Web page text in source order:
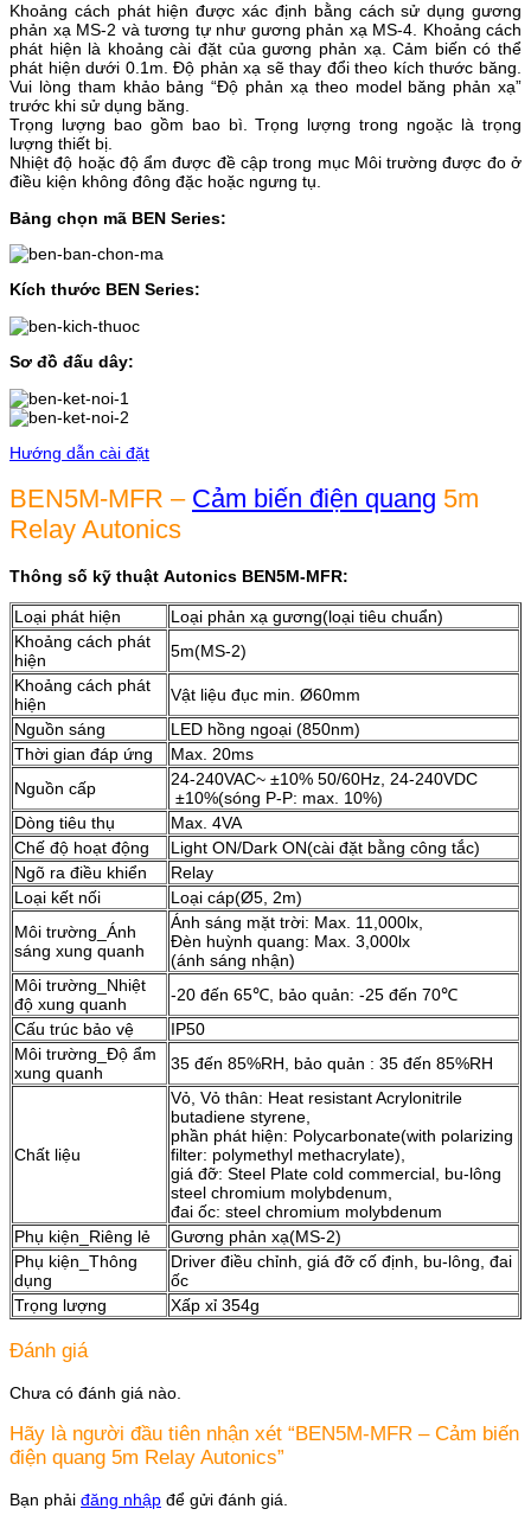
Khoảng cách phát hiện được xác định bằng cách sử dụng gương
phản xạ MS-2 và tương tự như gương phản xạ MS-4. Khoảng cách
phát hiện là khoảng cài đặt của gương phản xạ. Cảm biến có thể
phát hiện dưới 0.1m. Độ phản xạ sẽ thay đổi theo kích thước băng.
Vui lòng tham khảo bảng “Độ phản xạ theo model băng phản xạ”
trước khi sử dụng băng.
Trọng lượng bao gồm bao bì. Trọng lượng trong ngoặc là trọng
lượng thiết bị.
Nhiệt độ hoặc độ ẩm được đề cập trong mục Môi trường được đo ở
điều kiện không đông đặc hoặc ngưng tụ.
Bảng chọn mã BEN Series:
Kích thước BEN Series:
Sơ đồ đấu dây:
Hướng dẫn cài đặt
BEN5M-MFR – Cảm biến điện quang 5m
Relay Autonics
Thông số kỹ thuật Autonics BEN5M-MFR:
Loại phát hiện
Loại phản xạ gương(loại tiêu chuẩn)
Khoảng cách phát
hiện
5m(MS-2)
Khoảng cách phát
hiện
Vật liệu đục min. Ø60mm
Nguồn sáng
LED hồng ngoại (850nm)
Thời gian đáp ứng
Max. 20ms
Nguồn cấp
24-240VAC~ ±10% 50/60Hz, 24-240VDC
±10%(sóng P-P: max. 10%)
Dòng tiêu thụ
Max. 4VA
Chế độ hoạt động
Light ON/Dark ON(cài đặt bằng công tắc)
Ngõ ra điều khiển
Relay
Loại kết nối
Loại cáp(Ø5, 2m)
Môi trường_Ánh
sáng xung quanh
Ánh sáng mặt trời: Max. 11,000lx,
Đèn huỳnh quang: Max. 3,000lx
(ánh sáng nhận)
Môi trường_Nhiệt
độ xung quanh
-20 đến 65℃, bảo quản: -25 đến 70℃
Cấu trúc bảo vệ
IP50
Môi trường_Độ ẩm
xung quanh
35 đến 85%RH, bảo quản : 35 đến 85%RH
Chất liệu
Vỏ, Vỏ thân: Heat resistant Acrylonitrile
butadiene styrene,
phần phát hiện: Polycarbonate(with polarizing
filter: polymethyl methacrylate),
giá đỡ: Steel Plate cold commercial, bu-lông
steel chromium molybdenum,
đai ốc: steel chromium molybdenum
Phụ kiện_Riêng lẻ
Gương phản xạ(MS-2)
Phụ kiện_Thông
dụng
Driver điều chỉnh, giá đỡ cố định, bu-lông, đai
ốc
Trọng lượng
Xấp xỉ 354g
Đánh giá
Chưa có đánh giá nào.
Hãy là người đầu tiên nhận xét “BEN5M-MFR – Cảm biến
điện quang 5m Relay Autonics”
Bạn phải đăng nhập để gửi đánh giá.